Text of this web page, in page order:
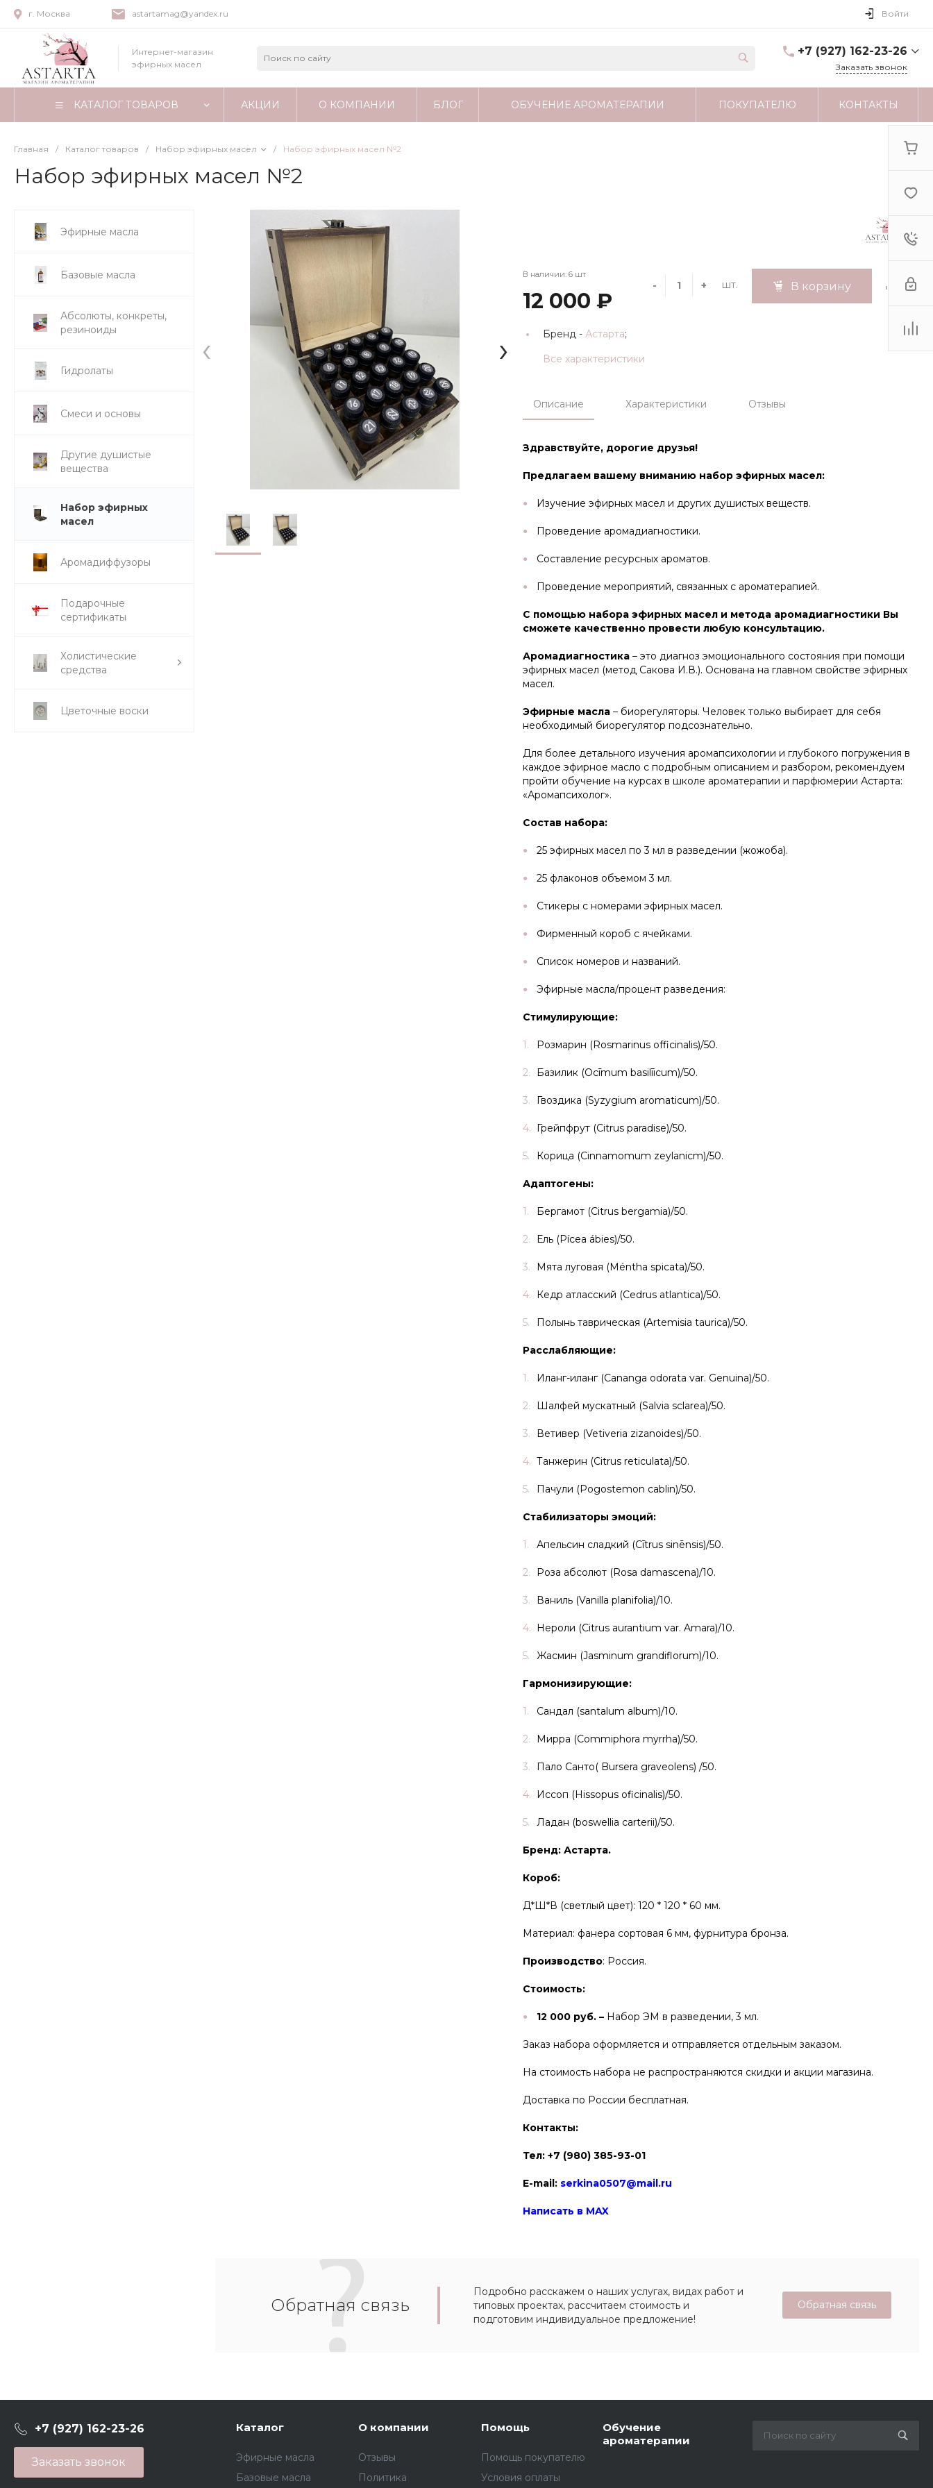
г. Москва astartamag@yandex.ru Войти
Интернет-магазин
эфирных масел
+7 (927) 162-23-26
astartamag@yandex.ru
Заказать звонок
КАТАЛОГ ТОВАРОВ АКЦИИ О КОМПАНИИ БЛОГ ОБУЧЕНИЕ АРОМАТЕРАПИИ ПОКУПАТЕЛЮ КОНТАКТЫ
Главная / Каталог товаров / Набор эфирных масел / Набор эфирных масел №2
Набор эфирных масел №2
Эфирные масла
Базовые масла
Абсолюты, конкреты,
резиноиды
Гидролаты
Смеси и основы
Другие душистые
вещества
Набор эфирных
масел
Аромадиффузоры
Подарочные
сертификаты
Холистические
средства
Цветочные воски
‹ ›
В наличии: 6 шт
12 000 ₽
- + шт. В корзину
Бренд - Астарта;
Все характеристики
Описание Характеристики Отзывы
Здравствуйте, дорогие друзья!
Предлагаем вашему вниманию набор эфирных масел:
Изучение эфирных масел и других душистых веществ.
Проведение аромадиагностики.
Составление ресурсных ароматов.
Проведение мероприятий, связанных с ароматерапией.
С помощью набора эфирных масел и метода аромадиагностики Вы
сможете качественно провести любую консультацию.
Аромадиагностика– это диагноз эмоционального состояния при помощи
эфирных масел (метод Сакова И.В.). Основана на главном свойстве эфирных
масел.
Эфирные масла– биорегуляторы. Человек только выбирает для себя
необходимый биорегулятор подсознательно.
Для более детального изучения аромапсихологии и глубокого погружения в
каждое эфирное масло с подробным описанием и разбором, рекомендуем
пройти обучение на курсах в школе ароматерапии и парфюмерии Астарта:
«Аромапсихолог».
Состав набора:
25 эфирных масел по 3 мл в разведении (жожоба).
25 флаконов объемом 3 мл.
Стикеры с номерами эфирных масел.
Фирменный короб с ячейками.
Список номеров и названий.
Эфирные масла/процент разведения:
Стимулирующие:
Розмарин (Rosmarinus officinalis)/50.
Базилик (Ocīmum basilīicum)/50.
Гвоздика (Syzygium aromaticum)/50.
Грейпфрут (Citrus paradise)/50.
Корица (Cinnamomum zeylanicm)/50.
Адаптогены:
Бергамот (Citrus bergamia)/50.
Ель (Pícea ábies)/50.
Мята луговая (Méntha spicata)/50.
Кедр атласский (Cedrus atlantica)/50.
Полынь таврическая (Artemisia taurica)/50.
Расслабляющие:
Иланг-иланг (Cananga odorata var. Genuina)/50.
Шалфей мускатный (Salvia sclarea)/50.
Ветивер (Vetiveria zizanoides)/50.
Танжерин (Citrus reticulata)/50.
Пачули (Pogostemon cablin)/50.
Стабилизаторы эмоций:
Апельсин сладкий (Cītrus sinēnsis)/50.
Роза абсолют (Rosa damascena)/10.
Ваниль (Vanilla planifolia)/10.
Нероли (Citrus aurantium var. Amara)/10.
Жасмин (Jasminum grandiflorum)/10.
Гармонизирующие:
Сандал (santalum album)/10.
Мирра (Commiphora myrrha)/50.
Пало Санто( Bursera graveolens) /50.
Иссоп (Hissopus oficinalis)/50.
Ладан (boswellia carterii)/50.
Бренд: Астарта.
Короб:
Д*Ш*В (светлый цвет): 120 * 120 * 60 мм.
Материал: фанера сортовая 6 мм, фурнитура бронза.
Производство: Россия.
Стоимость:
12 000 руб. – Набор ЭМ в разведении, 3 мл.
Заказ набора оформляется и отправляется отдельным заказом.
На стоимость набора не распространяются скидки и акции магазина.
Доставка по России бесплатная.
Контакты:
Тел: +7 (980) 385-93-01
E-mail: serkina0507@mail.ru
Написать в MAX
Обратная связь
Подробно расскажем о наших услугах, видах работ и
типовых проектах, рассчитаем стоимость и
подготовим индивидуальное предложение!
Обратная связь
+7 (927) 162-23-26
Заказать звонок
Каталог
Эфирные масла
Базовые масла
О компании
Отзывы
Политика
Помощь
Помощь покупателю
Условия оплаты
Обучение
ароматерапии